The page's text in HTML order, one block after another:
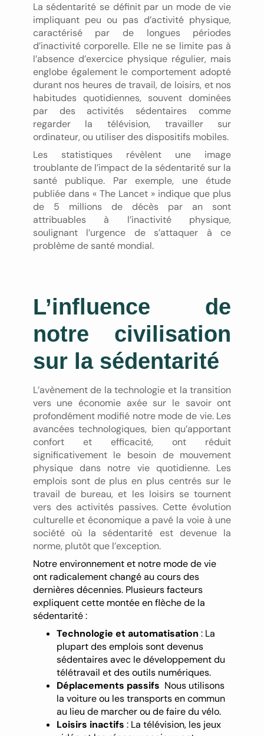
La sédentarité se définit par un mode de vie
impliquant peu ou pas d’activité physique,
caractérisé par de longues périodes
d’inactivité corporelle. Elle ne se limite pas à
l’absence d’exercice physique régulier, mais
englobe également le comportement adopté
durant nos heures de travail, de loisirs, et nos
habitudes quotidiennes, souvent dominées
par des activités sédentaires comme
regarder la télévision, travailler sur
ordinateur, ou utiliser des dispositifs mobiles.
Les statistiques révèlent une image
troublante de l’impact de la sédentarité sur la
santé publique. Par exemple, une étude
publiée dans « The Lancet » indique que plus
de 5 millions de décès par an sont
attribuables à l’inactivité physique,
soulignant l’urgence de s’attaquer à ce
problème de santé mondial.
L’influence de
notre civilisation
sur la sédentarité
L’avènement de la technologie et la transition
vers une économie axée sur le savoir ont
profondément modifié notre mode de vie. Les
avancées technologiques, bien qu’apportant
confort et efficacité, ont réduit
significativement le besoin de mouvement
physique dans notre vie quotidienne. Les
emplois sont de plus en plus centrés sur le
travail de bureau, et les loisirs se tournent
vers des activités passives. Cette évolution
culturelle et économique a pavé la voie à une
société où la sédentarité est devenue la
norme, plutôt que l’exception.
Notre environnement et notre mode de vie
ont radicalement changé au cours des
dernières décennies. Plusieurs facteurs
expliquent cette montée en flèche de la
sédentarité :
Technologie et automatisation : La
plupart des emplois sont devenus
sédentaires avec le développement du
télétravail et des outils numériques.
Déplacements passifs Nous utilisons
la voiture ou les transports en commun
au lieu de marcher ou de faire du vélo.
Loisirs inactifs : La télévision, les jeux